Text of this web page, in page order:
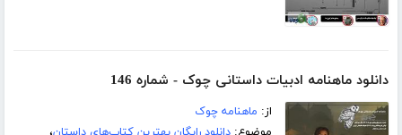
دانلود ماهنامه ادبیات داستانی چوک - شماره 146
از: ماهنامه چوک